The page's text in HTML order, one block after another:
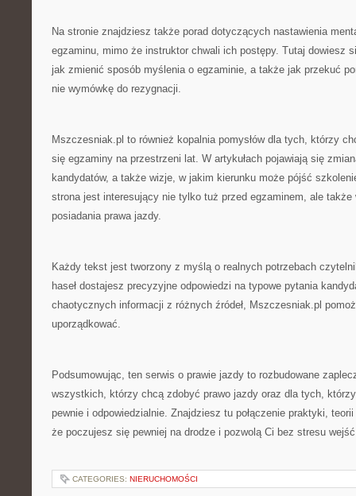
Na stronie znajdziesz także porad dotyczących nastawienia
egzaminu, mimo że instruktor chwali ich postępy. Tutaj dowiesz
jak zmienić sposób myślenia o egzaminie, a także jak przekuć
nie wymówkę do rezygnacji.
Mszczesniak.pl to również kopalnia pomysłów dla tych, którzy
się egzaminy na przestrzeni lat. W artykułach pojawiają się
kandydatów, a także wizje, w jakim kierunku może pójść
strona jest interesujący nie tylko tuż przed egzaminem, ale także
posiadania prawa jazdy.
Każdy tekst jest tworzony z myślą o realnych potrzebach
haseł dostajesz precyzyjne odpowiedzi na typowe pytania
chaotycznych informacji z różnych źródeł, Mszczesniak.pl
uporządkować.
Podsumowując, ten serwis o prawie jazdy to rozbudowane
wszystkich, którzy chcą zdobyć prawo jazdy oraz dla tych,
pewnie i odpowiedzialnie. Znajdziesz tu połączenie praktyki,
że poczujesz się pewniej na drodze i pozwolą Ci bez stresu
CATEGORIES: NIERUCHOMOŚCI